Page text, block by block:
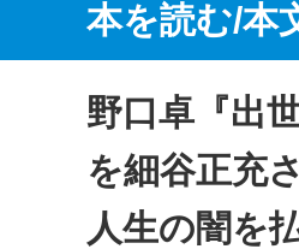
本を読む/本
野口卓『出
を細谷正充
人生の闇を